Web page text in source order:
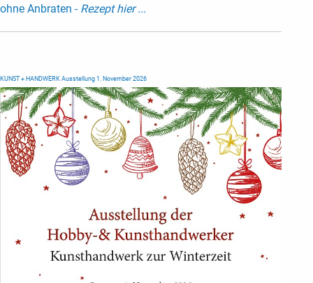
ohne Anbraten - Rezept hier ...
KUNST + HANDWERK Ausstellung 1. November 2026